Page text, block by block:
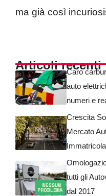
ma già così
Articoli recenti
Caro
auto
numeri e
Crescita
Mercato
tutti gli
dal 2017